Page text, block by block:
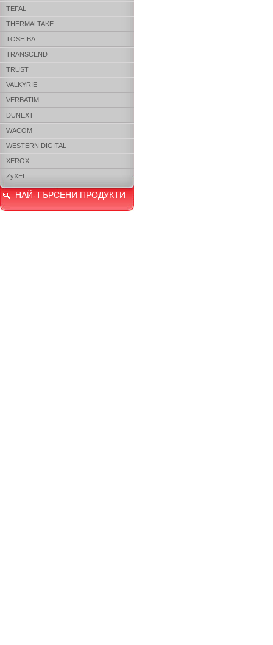
TEFAL
THERMALTAKE
TOSHIBA
TRANSCEND
TRUST
VALKYRIE
VERBATIM
DUNEXT
WACOM
WESTERN DIGITAL
XEROX
ZyXEL
НАЙ-ТЪРСЕНИ ПРОДУКТИ